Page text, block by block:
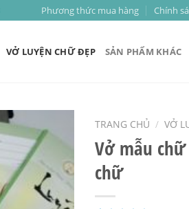
Phương thức mua hàng Chính
VỞ LUYỆN CHỮ ĐẸP SẢN PHẨM KHÁC
Add to
Wishlist
TRANG CHỦ / VỞ
Vở mẫu
chữ